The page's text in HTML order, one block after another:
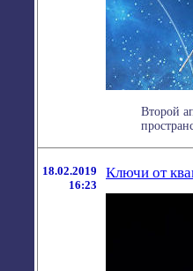
Второй
18.02.2019
16:23
Ключи от